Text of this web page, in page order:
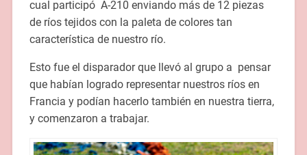
cual participó A-210 enviando más de 12 piezas
de ríos tejidos con la paleta de colores tan
característica de nuestro río.
Esto fue el disparador que llevó al grupo a pensar
que habían logrado representar nuestros ríos en
Francia y podían hacerlo también en nuestra tierra,
y comenzaron a trabajar.